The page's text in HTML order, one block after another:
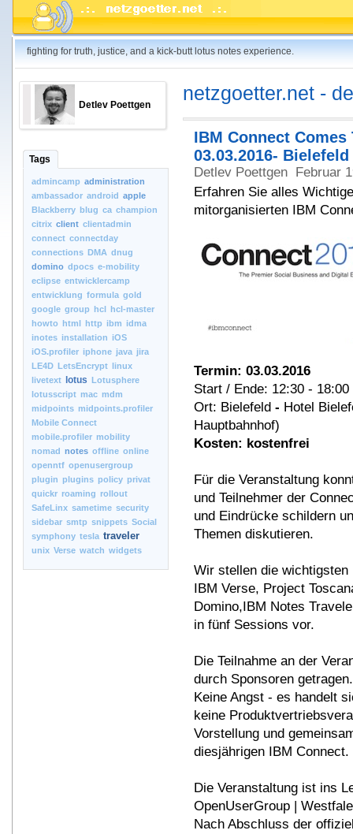
fighting for truth, justice, and a kick-butt lotus notes experience.
Detlev Poettgen
Tags
admincamp administration
ambassador android apple
Blackberry blug ca champion
citrix client clientadmin
connect connectday
connections DMA dnug
domino dpocs e-mobility
eclipse entwicklercamp
entwicklung formula gold
google group hcl hcl-master
howto html http ibm idma
inotes installation iOS
iOS.profiler iphone java jira
LE4D LetsEncrypt linux
livetext
lotus Lotusphere
lotusscript mac mdm
midpoints midpoints.profiler
Mobile Connect
mobile.profiler mobility
nomad notes offline online
openntf openusergroup
plugin plugins policy privat
quickr roaming rollout
SafeLinx sametime security
sidebar smtp snippets Social
symphony tesla traveler
unix Verse watch widgets
netzgoetter.net -
IBM Connect
03.03.2016- Bielefeld
Detlev Poettgen
Februar
Erfahren Sie alles
mitorganisierten IBM
Termin: 03.03.2016
Start / Ende: 12:30 - 18:00
Ort: Bielefeld - Hotel
Hauptbahnhof)
Kosten: kostenfrei
Für die Veranstaltung
und Teilnehmer der
und Eindrücke schildern
Themen diskutieren.
Wir stellen die wichtigsten
IBM Verse, Project
Domino,IBM Notes
in fünf Sessions vor.
Die Teilnahme an der
durch Sponsoren getragen.
Keine Angst - es handelt
keine
Vorstellung und
diesjährigen IBM Connect.
Die Veranstaltung ist ins
OpenUserGroup |
Nach Abschluss der